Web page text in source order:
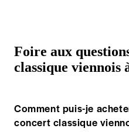
Foire aux
classique viennois
Comment puis-je
concert classique